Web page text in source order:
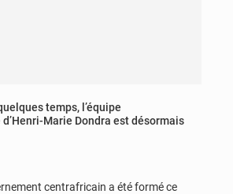
temps, l’équipe
Marie Dondra est désormais
centrafricain a été formé ce